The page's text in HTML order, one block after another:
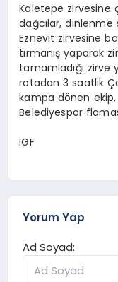
Kaletepe zirvesine
dağcılar, dinlenme
Eznevit zirvesine
tırmanış yaparak
tamamladığı zirve
rotadan 3 saatlik
kampa dönen
Belediyespor
IGF
Yorum Yap
Ad Soyad: